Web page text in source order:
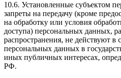
10.6. Установленные субъектом
запреты на передачу (кроме
на обработку или условия
доступа) персональных данных,
распространения, не действуют в
персональных данных в
иных публичных интересах,
РФ.